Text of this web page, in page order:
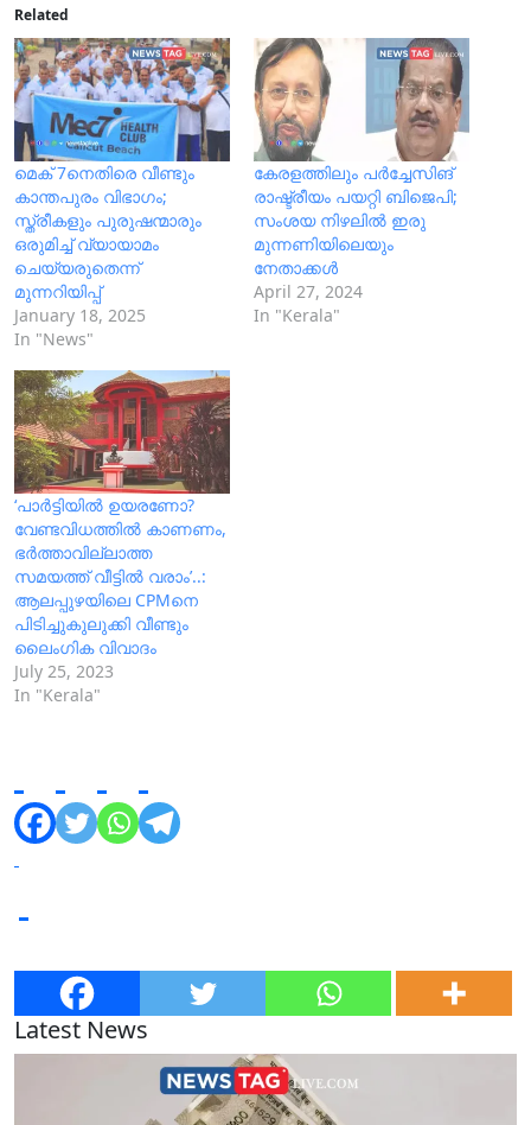
Related
മെക് 7നെതിരെ വീണ്ടും
കാന്തപുരം വിഭാഗം;
സ്ത്രീകളും പുരുഷന്മാരും
ഒരുമിച്ച് വ്യായാമം
ചെയ്യരുതെന്ന്
മുന്നറിയിപ്പ്
January 18, 2025
In "News"
കേരളത്തിലും പര്‍ച്ചേസിങ്
രാഷ്ട്രീയം പയറ്റി ബിജെപി;
സംശയ നിഴലില്‍ ഇരു
മുന്നണിയിലെയും
നേതാക്കള്‍
April 27, 2024
In "Kerala"
‘പാര്‍ട്ടിയില്‍ ഉയരണോ?
വേണ്ടവിധത്തില്‍ കാണണം,
ഭര്‍ത്താവില്ലാത്ത
സമയത്ത് വീട്ടില്‍ വരാം’..:
ആലപ്പുഴയിലെ CPMനെ
പിടിച്ചുകുലുക്കി വീണ്ടും
ലൈംഗിക വിവാദം
July 25, 2023
In "Kerala"
Latest News